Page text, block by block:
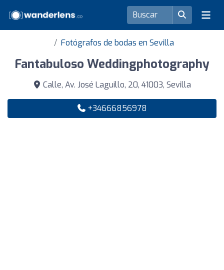
Fotógrafos de bodas en Sevilla
Fantabuloso Weddingphotography
Calle, Av. José Laguillo, 20, 41003, Sevilla
+34666856978